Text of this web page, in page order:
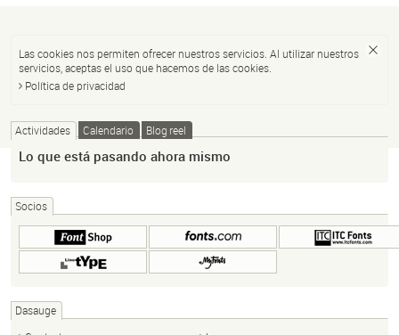
Las cookies nos permiten ofrecer nuestros servicios. Al utilizar nuestros
servicios, aceptas el uso que hacemos de las cookies.
Política de privacidad
Actividades Calendario Blog reel
Lo que está pasando ahora mismo
Socios
Dasauge